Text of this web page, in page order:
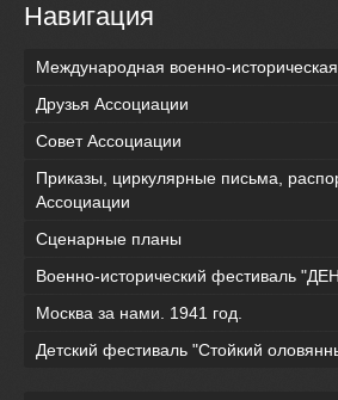
Навигация
Международная военно-
Друзья Ассоциации
Совет Ассоциации
Приказы, циркулярные письма,
Ассоциации
Сценарные планы
Военно-исторический фестиваль
Москва за нами. 1941 год.
Детский фестиваль "Стойкий